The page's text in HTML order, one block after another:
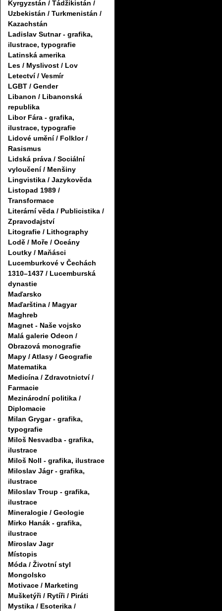
Kyrgyzstán / Tádžikistán /
Uzbekistán / Turkmenistán /
Kazachstán
Ladislav Sutnar - grafika,
ilustrace, typografie
Latinská amerika
Les / Myslivost / Lov
Letectví / Vesmír
LGBT / Gender
Libanon / Libanonská
republika
Libor Fára - grafika,
ilustrace, typografie
Lidové umění / Folklor /
Rasismus
Lidská práva / Sociální
vyloučení / Menšiny
Lingvistika / Jazykověda
Listopad 1989 /
Transformace
Literární věda / Publicistika /
Zpravodajství
Litografie / Lithography
Lodě / Moře / Oceány
Loutky / Maňásci
Lucemburkové v Čechách
1310–1437 / Lucemburská
dynastie
Maďarsko
Maďarština / Magyar
Maghreb
Magnet - Naše vojsko
Malá galerie Odeon /
Obrazová monografie
Mapy / Atlasy / Geografie
Matematika
Medicína / Zdravotnictví /
Farmacie
Mezinárodní politika /
Diplomacie
Milan Grygar - grafika,
typografie
Miloš Nesvadba - grafika,
ilustrace
Miloš Noll - grafika, ilustrace
Miloslav Jágr - grafika,
ilustrace
Miloslav Troup - grafika,
ilustrace
Mineralogie / Geologie
Mirko Hanák - grafika,
ilustrace
Miroslav Jagr
Místopis
Móda / Životní styl
Mongolsko
Motivace / Marketing
Mušketýři / Rytíři / Piráti
Mystika / Esoterika /